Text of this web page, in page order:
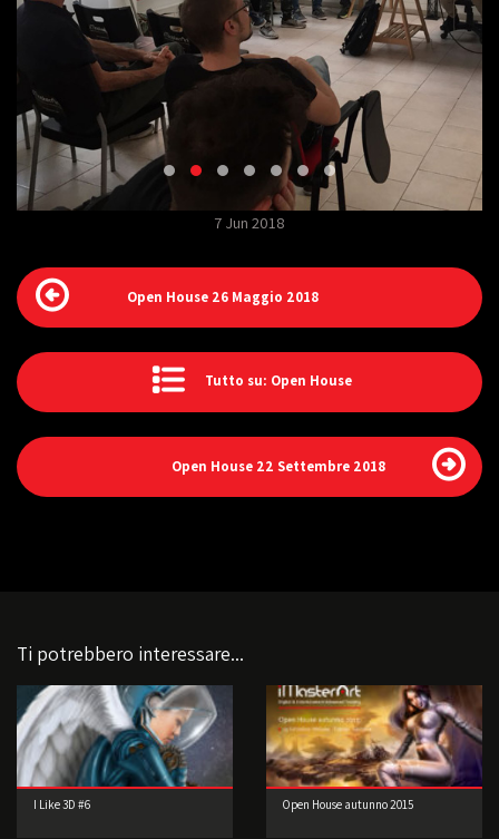
7 Jun 2018
Open House 26 Maggio 2018
Tutto su: Open House
Open House 22 Settembre 2018
Ti potrebbero interessare...
I Like 3D #6 Open House autunno 2015